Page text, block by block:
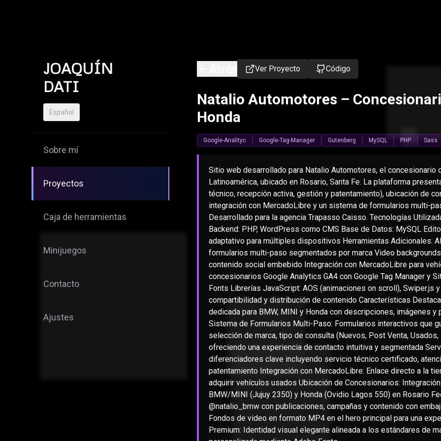
JOAQUÍN
DATI
Español
Sobre mí
Proyectos
Caja de herramientas
Minijuegos
Contacto
Ajustes
Ver Proyecto Código
Natalio Automotores –
Honda
Google-Analityc Google-Tag-Manager Gutenberg MySQL PHP Sass
Sitio web desarrollado para Natalio Automotores, el concesionario
Latinoamérica, ubicado en Rosario, Santa Fe. La plataforma
técnico, recepción activa, gestión y patentamiento), ubicación de
integración con MercadoLibre y un sistema de formularios multi-
Desarrollado para la agencia Trapasso Caisso. Tecnologías
Backend: PHP, WordPress como CMS Base de Datos: MySQL
adaptativo para múltiples dispositivos Herramientas Adicionales:
formularios multi-paso segmentados por marca Video
contenido social embebido Integración con MercadoLibre para
concesionarios Google Analytics GA4 con Google Tag Manager y
Fonts Librerías JavaScript: AOS (animaciones on scroll), Swiper.js
compartibilidad y distribución de contenido Características
dedicada para BMW, MINI y Honda con descripciones, imágenes
Sistema de Formularios Multi-Paso: Formularios interactivos que
selección de marca, tipo de consulta (Nuevos, Post Venta,
ofreciendo una experiencia de contacto intuitiva y segmentada
diferenciadores clave incluyendo servicio técnico certificado,
patentamiento Integración con MercadoLibre: Enlace directo a la
adquirir vehículos usados Ubicación de Concesionarios:
BMW/MINI (Jujuy 2350) y Honda (Ovidio Lagos 550) en Rosario
@natalio_bmw con publicaciones, campañas y contenido con
Fondos de video en formato MP4 en el hero principal para una
Premium: Identidad visual elegante alineada a los estándares de